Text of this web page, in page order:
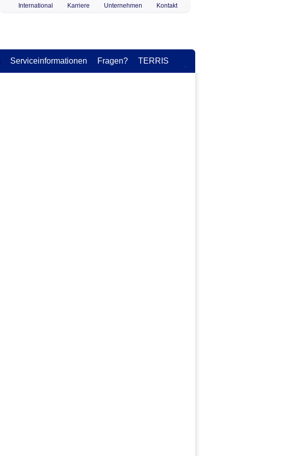
International Karriere Unternehmen Kontakt
Serviceinformationen Fragen? TERRIS